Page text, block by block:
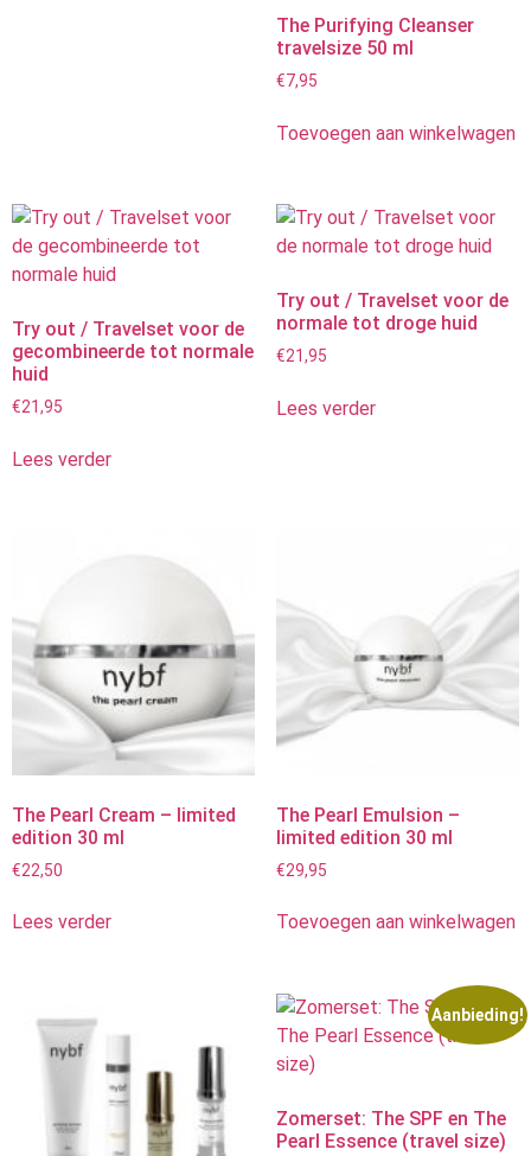
The Purifying Cleanser
travelsize 50 ml
€7,95
Toevoegen aan winkelwagen
Try out / Travelset voor de
gecombineerde tot normale
huid
€21,95
Lees verder
Try out / Travelset voor de
normale tot droge huid
€21,95
Lees verder
The Pearl Cream – limited
edition 30 ml
€22,50
Lees verder
The Pearl Emulsion –
limited edition 30 ml
€29,95
Toevoegen aan winkelwagen
Aanbieding!
Zomerset: The SPF en The
Pearl Essence (travel size)